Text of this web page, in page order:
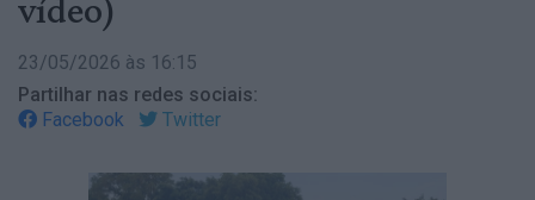
vídeo)
23/05/2026 às 16:15
Partilhar nas redes sociais:
Facebook
Twitter